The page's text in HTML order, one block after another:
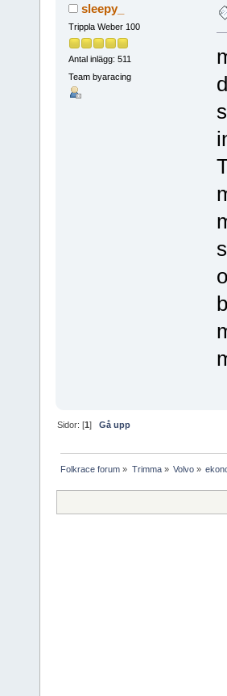
sleepy_
Trippla Weber 100
Antal inlägg: 511
Team byaracing
Sidor: [1]Gå upp
Folkrace forum » Trimma» Volvo»